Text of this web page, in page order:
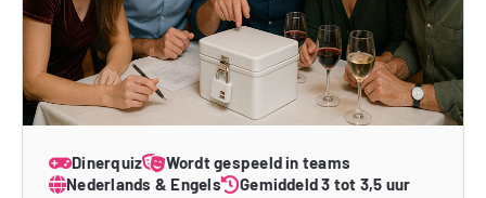
Dinerquiz
Wordt gespeeld in teams
Nederlands & Engels
Gemiddeld 3 tot 3,5 uur